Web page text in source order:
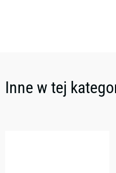
Inne w tej